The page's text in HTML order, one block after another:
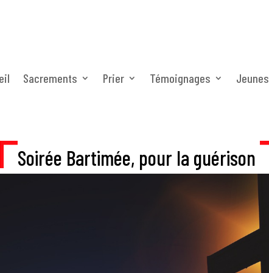
Sacrements Prier Témoignages Jeunes
Sacrements Prier Témoignages Jeunes
Soirée Bartimée, pour la guérison